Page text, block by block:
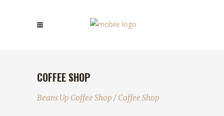
COFFEE SHOP
Beans Up Coffee Shop /Coffee Shop